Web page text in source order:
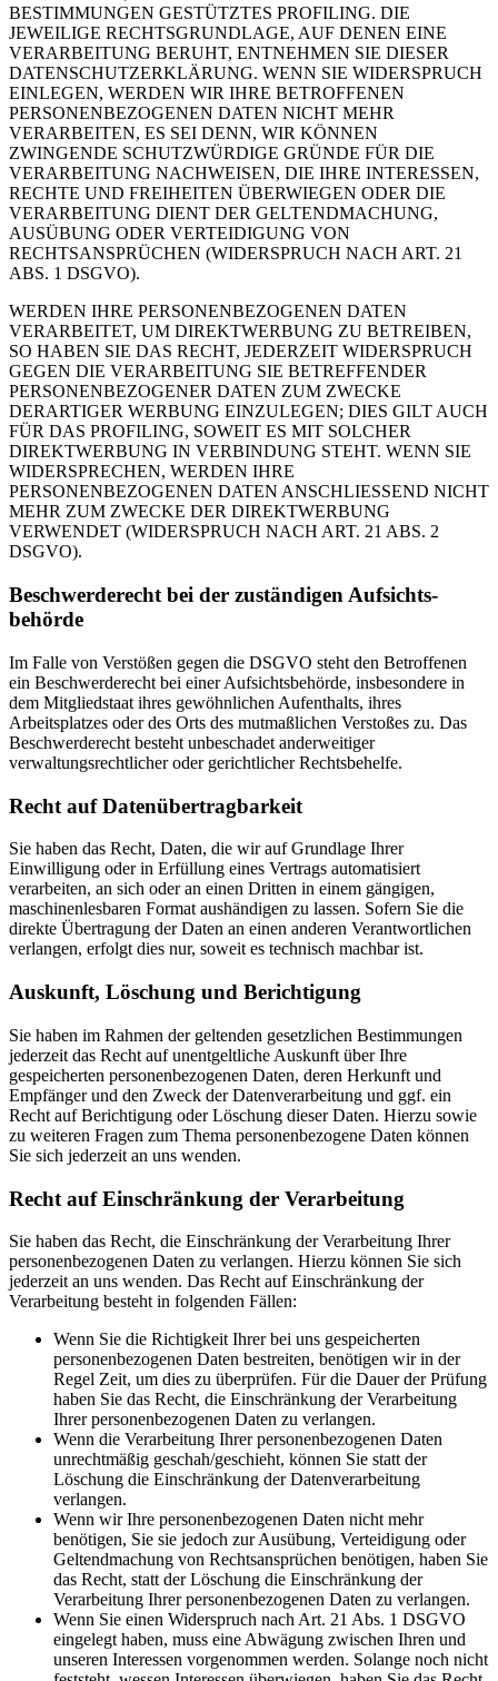
BESTIMMUNGEN GESTÜTZTES PROFILING. DIE
JEWEILIGE RECHTSGRUNDLAGE, AUF DENEN EINE
VERARBEITUNG BERUHT, ENTNEHMEN SIE DIESER
DATENSCHUTZERKLÄRUNG. WENN SIE WIDERSPRUCH
EINLEGEN, WERDEN WIR IHRE BETROFFENEN
PERSONENBEZOGENEN DATEN NICHT MEHR
VERARBEITEN, ES SEI DENN, WIR KÖNNEN
ZWINGENDE SCHUTZWÜRDIGE GRÜNDE FÜR DIE
VERARBEITUNG NACHWEISEN, DIE IHRE INTERESSEN,
RECHTE UND FREIHEITEN ÜBERWIEGEN ODER DIE
VERARBEITUNG DIENT DER GELTENDMACHUNG,
AUSÜBUNG ODER VERTEIDIGUNG VON
RECHTSANSPRÜCHEN (WIDERSPRUCH NACH ART. 21
ABS. 1 DSGVO).
WERDEN IHRE PERSONENBEZOGENEN DATEN
VERARBEITET, UM DIREKTWERBUNG ZU BETREIBEN,
SO HABEN SIE DAS RECHT, JEDERZEIT WIDERSPRUCH
GEGEN DIE VERARBEITUNG SIE BETREFFENDER
PERSONENBEZOGENER DATEN ZUM ZWECKE
DERARTIGER WERBUNG EINZULEGEN; DIES GILT AUCH
FÜR DAS PROFILING, SOWEIT ES MIT SOLCHER
DIREKTWERBUNG IN VERBINDUNG STEHT. WENN SIE
WIDERSPRECHEN, WERDEN IHRE
PERSONENBEZOGENEN DATEN ANSCHLIESSEND NICHT
MEHR ZUM ZWECKE DER DIREKTWERBUNG
VERWENDET (WIDERSPRUCH NACH ART. 21 ABS. 2
DSGVO).
Beschwerde­recht bei der zuständigen Aufsichts­
behörde
Im Falle von Verstößen gegen die DSGVO steht den Betroffenen
ein Beschwerderecht bei einer Aufsichtsbehörde, insbesondere in
dem Mitgliedstaat ihres gewöhnlichen Aufenthalts, ihres
Arbeitsplatzes oder des Orts des mutmaßlichen Verstoßes zu. Das
Beschwerderecht besteht unbeschadet anderweitiger
verwaltungsrechtlicher oder gerichtlicher Rechtsbehelfe.
Recht auf Daten­übertrag­barkeit
Sie haben das Recht, Daten, die wir auf Grundlage Ihrer
Einwilligung oder in Erfüllung eines Vertrags automatisiert
verarbeiten, an sich oder an einen Dritten in einem gängigen,
maschinenlesbaren Format aushändigen zu lassen. Sofern Sie die
direkte Übertragung der Daten an einen anderen Verantwortlichen
verlangen, erfolgt dies nur, soweit es technisch machbar ist.
Auskunft, Löschung und Berichtigung
Sie haben im Rahmen der geltenden gesetzlichen Bestimmungen
jederzeit das Recht auf unentgeltliche Auskunft über Ihre
gespeicherten personenbezogenen Daten, deren Herkunft und
Empfänger und den Zweck der Datenverarbeitung und ggf. ein
Recht auf Berichtigung oder Löschung dieser Daten. Hierzu sowie
zu weiteren Fragen zum Thema personenbezogene Daten können
Sie sich jederzeit an uns wenden.
Recht auf Einschränkung der Verarbeitung
Sie haben das Recht, die Einschränkung der Verarbeitung Ihrer
personenbezogenen Daten zu verlangen. Hierzu können Sie sich
jederzeit an uns wenden. Das Recht auf Einschränkung der
Verarbeitung besteht in folgenden Fällen:
Wenn Sie die Richtigkeit Ihrer bei uns gespeicherten
personenbezogenen Daten bestreiten, benötigen wir in der
Regel Zeit, um dies zu überprüfen. Für die Dauer der Prüfung
haben Sie das Recht, die Einschränkung der Verarbeitung
Ihrer personenbezogenen Daten zu verlangen.
Wenn die Verarbeitung Ihrer personenbezogenen Daten
unrechtmäßig geschah/geschieht, können Sie statt der
Löschung die Einschränkung der Datenverarbeitung
verlangen.
Wenn wir Ihre personenbezogenen Daten nicht mehr
benötigen, Sie sie jedoch zur Ausübung, Verteidigung oder
Geltendmachung von Rechtsansprüchen benötigen, haben Sie
das Recht, statt der Löschung die Einschränkung der
Verarbeitung Ihrer personenbezogenen Daten zu verlangen.
Wenn Sie einen Widerspruch nach Art. 21 Abs. 1 DSGVO
eingelegt haben, muss eine Abwägung zwischen Ihren und
unseren Interessen vorgenommen werden. Solange noch nicht